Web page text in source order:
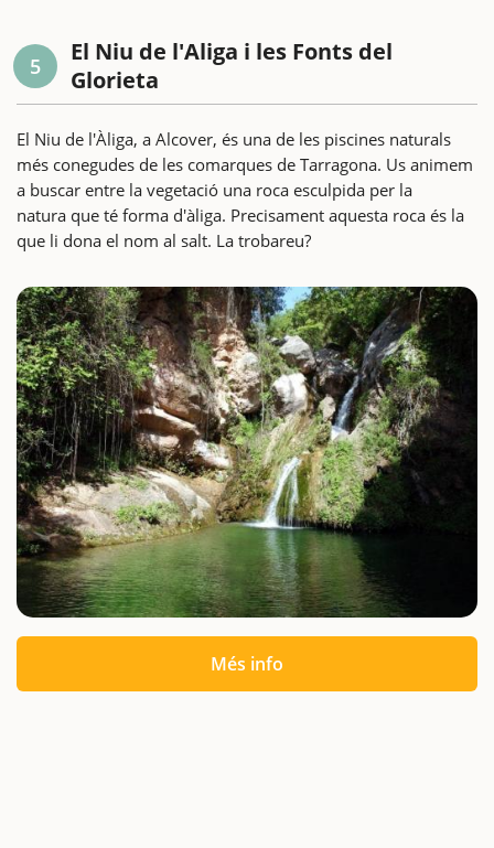
5
El Niu de l'Aliga i les Fonts del
Glorieta
El Niu de l'Àliga, a Alcover, és una de les piscines naturals
més conegudes de les comarques de Tarragona. Us animem
a buscar entre la vegetació una roca esculpida per la
natura que té forma d'àliga. Precisament aquesta roca és la
que li dona el nom al salt. La trobareu?
Més info